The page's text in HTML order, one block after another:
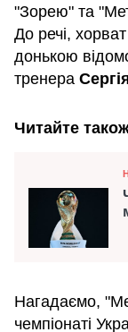
"Зорею" та
До речі,
донькою
тренера
Читайте
Нагадаємо,
чемпіонаті